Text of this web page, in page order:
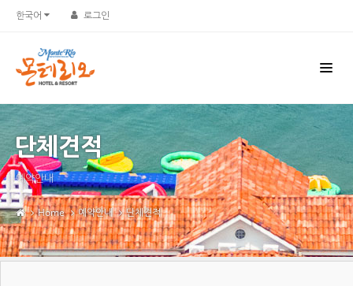
한국어 로그인
단체견적
예약안내
Home 예약안내 단체견적